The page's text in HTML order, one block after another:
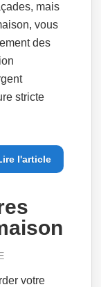
mais
vous
des
stricte
l'article
votre